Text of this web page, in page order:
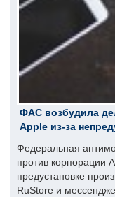
ФАС возбудила
Apple из-за
Федеральная
против корпорации
предустановке
RuStore и